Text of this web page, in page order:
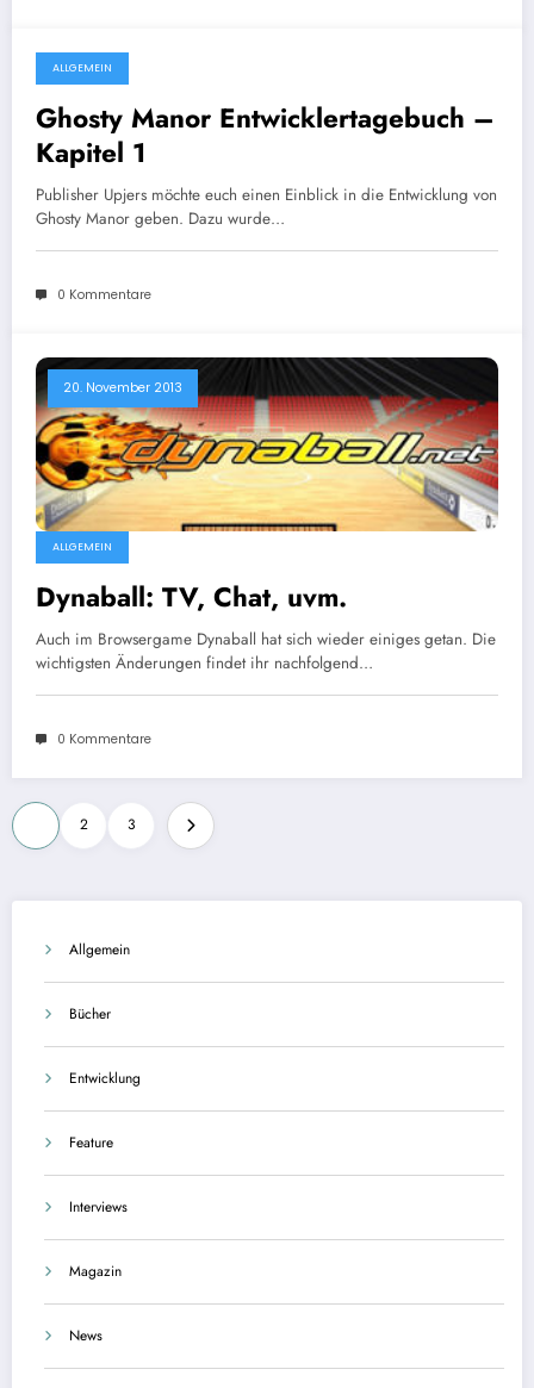
31. Januar 2014
ALLGEMEIN
Ghosty Manor Entwicklertagebuch –
Kapitel 1
Publisher Upjers möchte euch einen Einblick in die Entwicklung von
Ghosty Manor geben. Dazu wurde…
0 Kommentare
20. November 2013
ALLGEMEIN
Dynaball: TV, Chat, uvm.
Auch im Browsergame Dynaball hat sich wieder einiges getan. Die
wichtigsten Änderungen findet ihr nachfolgend…
0 Kommentare
Seitennummerierung
der
Beiträge
2 3
Allgemein
Bücher
Entwicklung
Feature
Interviews
Magazin
News